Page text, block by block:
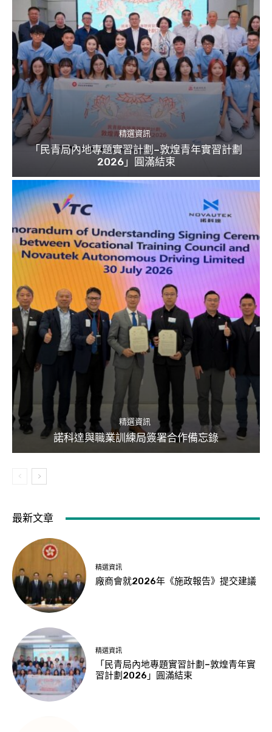
精選資訊
「民青局內地專題實習計劃–敦煌青年實習計劃
2026」圓滿結束
精選資訊
諾科達與職業訓練局簽署合作備忘錄
最新文章
精選資訊
廠商會就2026年《施政報告》提交建議
精選資訊
「民青局內地專題實習計劃–敦煌青年實
習計劃2026」圓滿結束